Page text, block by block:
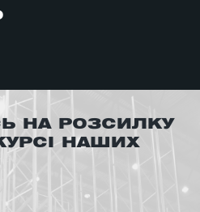
НА РОЗСИЛКУ
НАШИХ